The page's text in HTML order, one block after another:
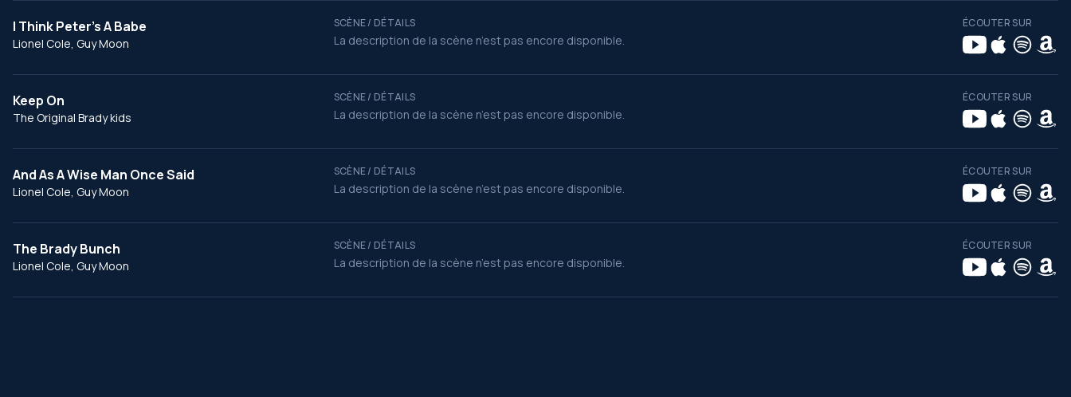
I Think Peter's A Babe
Lionel Cole, Guy Moon
SCÈNE / DÉTAILS
La description de la scène n’est pas encore disponible.
ÉCOUTER SUR
Keep On
The Original Brady kids
SCÈNE / DÉTAILS
La description de la scène n’est pas encore disponible.
ÉCOUTER SUR
And As A Wise Man Once Said
Lionel Cole, Guy Moon
SCÈNE / DÉTAILS
La description de la scène n’est pas encore disponible.
ÉCOUTER SUR
The Brady Bunch
Lionel Cole, Guy Moon
SCÈNE / DÉTAILS
La description de la scène n’est pas encore disponible.
ÉCOUTER SUR